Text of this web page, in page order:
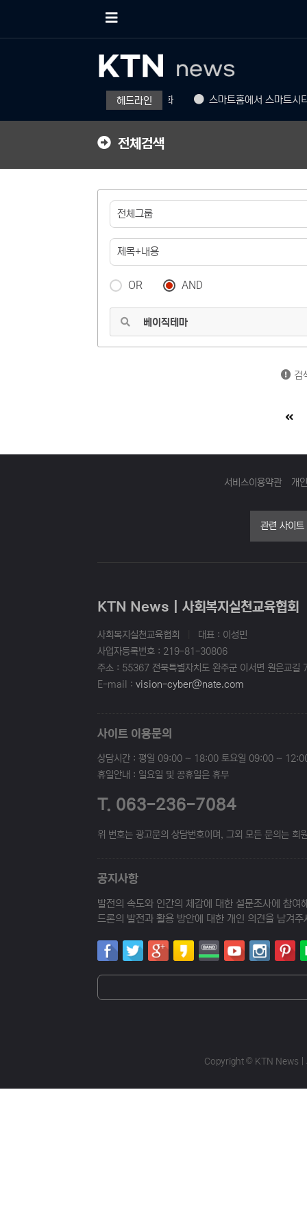
메
튼
헤드라인
에 컴퓨터도 전문가 장비 수준으로 진화 스마트홈에서 스마트시티
전체검색
OR AND
검
서비스이용약관 개
관련 사이트
KTN News | 사회복지실천교육협회
사회복지실천교육협회
대표 : 이성민
사업자등록번호 : 219-81-30806
주소 : 55367 전북특별자치도 완주군 이서면 원은교길
E-mail : vision-cyber@nate.com
사이트 이용문의
상담시간 : 평일 09:00 ~ 18:00 토요일 09:00 ~
휴일안내 : 일요일 및 공휴일은 휴무
T. 063-236-7084
위 번호는 광고문의 상담번호이며, 그외 모든 문의는
공지사항
발전의 속도와 인간의 체감에 대한 설문조사에 참여
드론의 발전과 활용 방안에 대한 개인 의견을 남겨주
Copyright © KTN News |